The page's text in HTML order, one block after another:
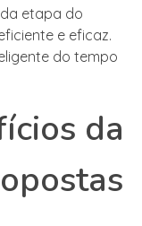
etapa do
e eficaz.
do tempo
da